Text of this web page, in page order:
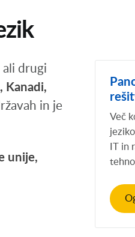
ali drugi
Kanadi,
in je
unije,
Več
IT